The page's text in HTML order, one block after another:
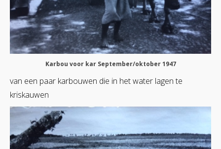
Karbou voor kar September/oktober 1947
van een paar karbouwen die in het water lagen te
kriskauwen